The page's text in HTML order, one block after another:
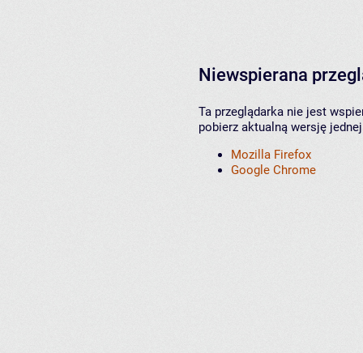
Niewspierana
Ta przeglądarka nie jest
pobierz aktualną wersję
Mozilla Firefox
Google Chrome